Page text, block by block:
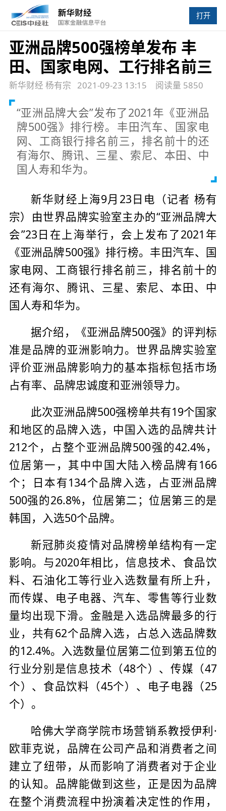
打开
亚洲品牌500强榜单发布 丰
田、国家电网、工行排名前三
新华财经 杨有宗 2021-09-23 13:15 阅读量 5850
“亚洲品牌大会”发布了2021年《亚洲品
牌500强》排行榜。丰田汽车、国家电
网、工商银行排名前三，排名前十的还
有海尔、腾讯、三星、索尼、本田、中
国人寿和华为。
新华财经上海9月23日电（记者 杨有
宗）由世界品牌实验室主办的“亚洲品牌大
会”23日在上海举行，会上发布了2021年
《亚洲品牌500强》排行榜。丰田汽车、国
家电网、工商银行排名前三，排名前十的
还有海尔、腾讯、三星、索尼、本田、中
国人寿和华为。
据介绍，《亚洲品牌500强》的评判标
准是品牌的亚洲影响力。世界品牌实验室
评价亚洲品牌影响力的基本指标包括市场
占有率、品牌忠诚度和亚洲领导力。
此次亚洲品牌500强榜单共有19个国家
和地区的品牌入选，中国入选的品牌共计
212个，占整个亚洲品牌500强的42.4%，
位居第一，其中中国大陆入榜品牌有166
个；日本有134个品牌入选，占亚洲品牌
500强的26.8%，位居第二；位居第三的是
韩国，入选50个品牌。
新冠肺炎疫情对品牌榜单结构有一定
影响。与2020年相比，信息技术、食品饮
料、石油化工等行业入选数量有所上升，
而传媒、电子电器、汽车、零售等行业数
量均出现下滑。金融是入选品牌最多的行
业，共有62个品牌入选，占总入选品牌数
的12.4%。入选数量位居第二位到第五位的
行业分别是信息技术（48个）、传媒（47
个）、食品饮料（45个）、电子电器（25
个）。
哈佛大学商学院市场营销系教授伊利·
欧菲克说，品牌在公司产品和消费者之间
建立了纽带，从而影响了消费者对于企业
的认知。品牌能做到这些，正是因为品牌
在整个消费流程中扮演着决定性的作用，